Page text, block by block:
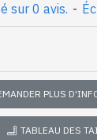
: 8cm
ou
sur 0 avis. -
PLUS
TABLEAU DES